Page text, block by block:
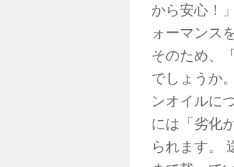
から安心！
ォーマンス
そのため、
でしょうか
ンオイルに
には「劣化
られます。